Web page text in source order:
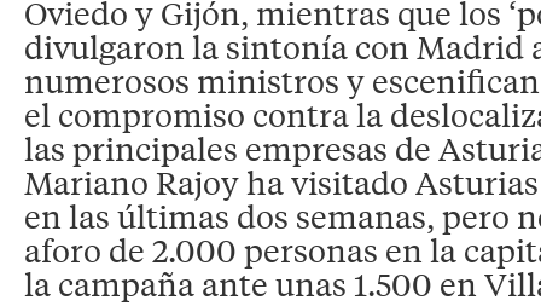
Oviedo y Gijón, mientras que los
divulgaron la sintonía con Madrid
numerosos ministros y
el compromiso contra la
las principales empresas de
Mariano Rajoy ha visitado
en las últimas dos semanas, pero
aforo de 2.000 personas en la
la campaña ante unas 1.500 en